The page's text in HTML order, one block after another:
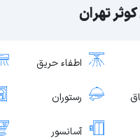
تهران
اطفاء حریق
رستوران
آسانسور